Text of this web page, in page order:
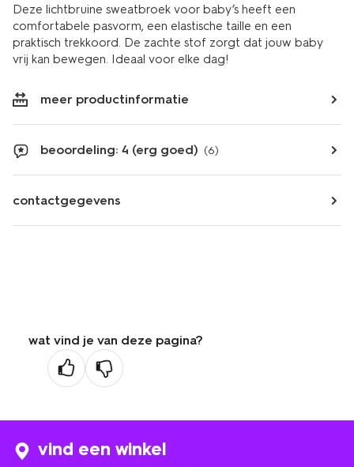
Deze lichtbruine sweatbroek voor baby’s heeft een
comfortabele pasvorm, een elastische taille en een
praktisch trekkoord. De zachte stof zorgt dat jouw baby
vrij kan bewegen. Ideaal voor elke dag!
meer productinformatie
beoordeling: 4 (erg goed) (6)
contactgegevens
wat vind je van deze pagina?
vind een winkel